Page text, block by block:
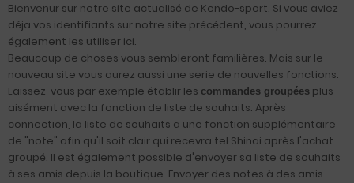
Bienvenur sur notre site actualisé de Kendo-sport. Si vous aviez
déja vos identifiants sur notre site précédent, vous pourrez
également les utiliser ici.
Beaucoup de choses vous sembleront familières. Mais sur le
nouveau site vous aurez aussi une serie de nouvelles fonctions.
Laissez-vous par exemple établir les commandes groupées plus
aisément avec la fonction de liste de souhaits. Après
connection, la liste de souhaits a une fonction supplémentaire
de "note" afin qu'il soit clair qui recevra tel Shinai après l'achat
groupé. Il est également possible d'envoyer sa liste de souhaits
à ses amis depuis la boutique. Envoyer des notes à des amis.